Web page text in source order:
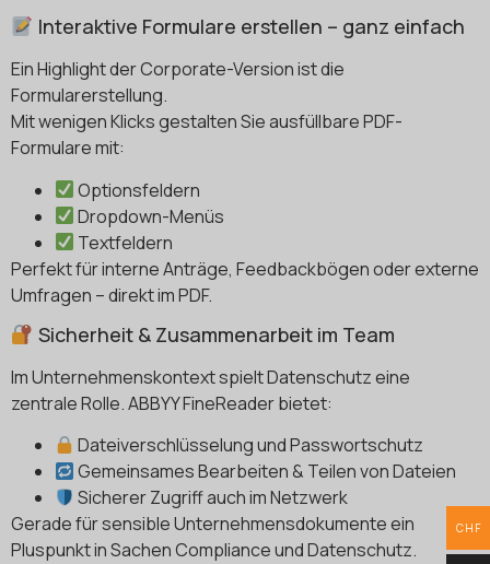
Interaktive Formulare erstellen – ganz einfach
Ein Highlight der Corporate-Version ist die
Formularerstellung.
Mit wenigen Klicks gestalten Sie ausfüllbare PDF-
Formulare mit:
Optionsfeldern
Dropdown-Menüs
Textfeldern
Perfekt für interne Anträge, Feedbackbögen oder externe
Umfragen – direkt im PDF.
Sicherheit & Zusammenarbeit im Team
Im Unternehmenskontext spielt Datenschutz eine
zentrale Rolle. ABBYY FineReader bietet:
Dateiverschlüsselung und Passwortschutz
Gemeinsames Bearbeiten & Teilen von Dateien
Sicherer Zugriff auch im Netzwerk
Gerade für sensible Unternehmensdokumente ein
Pluspunkt in Sachen Compliance und Datenschutz.
CHF